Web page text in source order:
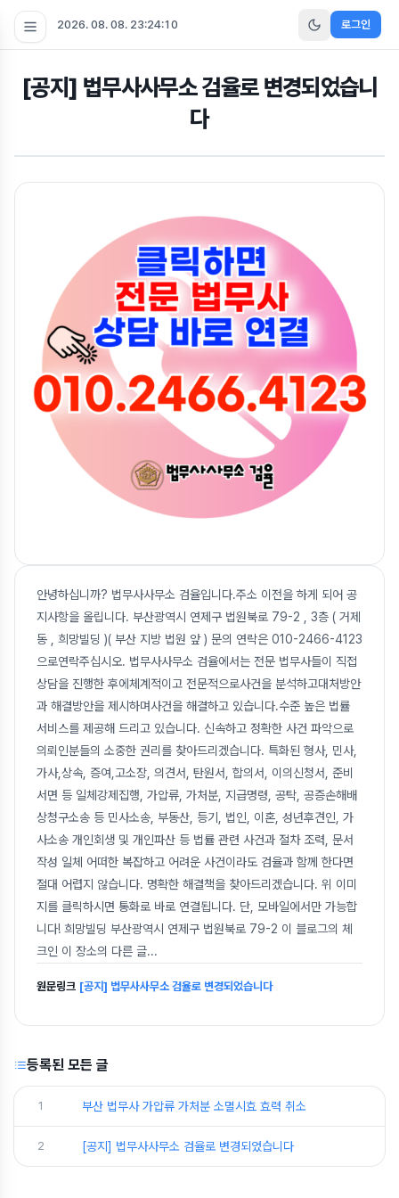
2026. 08. 08. 23:24:10 로그인
[공지] 법무사사무소 검율로 변경되었습니
다
안녕하십니까? 법무사사무소 검율입니다.주소 이전을 하게 되어 공
지사항을 올립니다. 부산광역시 연제구 법원북로 79-2 , 3층 ( 거제
동 , 희망빌딩 )( 부산 지방 법원 앞 ) 문의 연락은 010-2466-4123
으로연락주십시오. 법무사사무소 검율에서는 전문 법무사들이 직접
상담을 진행한 후에체계적이고 전문적으로사건을 분석하고대처방안
과 해결방안을 제시하며사건을 해결하고 있습니다.수준 높은 법률
서비스를 제공해 드리고 있습니다. 신속하고 정확한 사건 파악으로
의뢰인분들의 소중한 권리를 찾아드리겠습니다. 특화된 형사, 민사,
가사,상속, 증여,고소장, 의견서, 탄원서, 합의서, 이의신청서, 준비
서면 등 일체강제집행, 가압류, 가처분, 지급명령, 공탁, 공증손해배
상청구소송 등 민사소송, 부동산, 등기, 법인, 이혼, 성년후견인, 가
사소송 개인회생 및 개인파산 등 법률 관련 사건과 절차 조력, 문서
작성 일체 어떠한 복잡하고 어려운 사건이라도 검율과 함께 한다면
절대 어렵지 않습니다. 명확한 해결책을 찾아드리겠습니다. 위 이미
지를 클릭하시면 통화로 바로 연결됩니다. 단, 모바일에서만 가능합
니다! 희망빌딩 부산광역시 연제구 법원북로 79-2 이 블로그의 체
크인 이 장소의 다른 글...
원문링크 [공지] 법무사사무소 검율로 변경되었습니다
등록된 모든 글
1 부산 법무사 가압류 가처분 소멸시효 효력 취소
2 [공지] 법무사사무소 검율로 변경되었습니다